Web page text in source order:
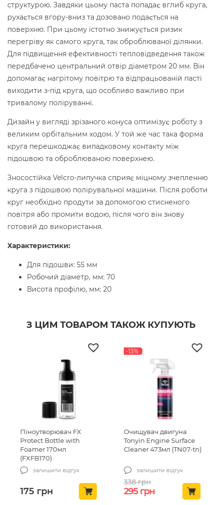
структурою. Завдяки цьому паста попадає вглиб круга,
рухається вгору-вниз та дозовано подається на
поверхню. При цьому істотно знижується ризик
перегріву як самого круга, так оброблюваної ділянки.
Для підвищення ефективності тепловідведення також
передбачено центральний отвір діаметром 20 мм. Він
допомагає нагрітому повітрю та відпрацьованій пасті
виходити з-під круга, що особливо важливо при
тривалому поліруванні.
Дизайн у вигляді зрізаного конуса оптимізує роботу з
великим орбітальним ходом. У той же час така форма
круга перешкоджає випадковому контакту між
підошвою та оброблюваною поверхнею.
Зносостійка Velcro-липучка сприяє міцному зчепленню
круга з підошвою полірувальної машини. Після роботи
круг необхідно продути за допомогою стисненого
повітря або промити водою, після чого він знову
готовий до використання.
Характеристики:
Для підошви: 55 мм
Робочий діаметр, мм: 70
Висота профілю, мм: 20
З ЦИМ ТОВАРОМ ТАКОЖ КУПУЮТЬ
Піноутворювач FX
Protect Bottle with
Foamer 170мл
(FXFB170)
залишити відгук
175грн
-13%
Очищувач двигуна
Tonyin Engine Surface
Cleaner 473мл (TN07-tn)
залишити відгук
338грн
Оригінальна ціна:
295грнПоточна